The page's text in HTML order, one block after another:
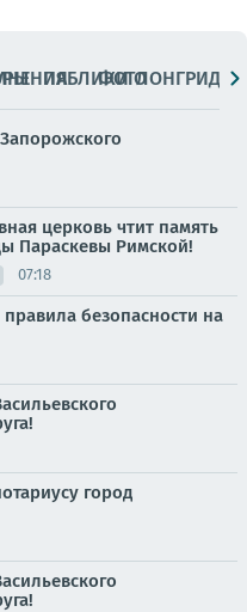
ПАБЛИКИ
ФОТОЛОНГРИДЫ
церковь чтит память
Параскевы Римской!
07:18
безопасности на
город